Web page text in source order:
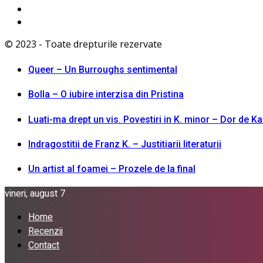
© 2023 - Toate drepturile rezervate
Queer – Un Burroughs sentimental
Bolla – O iubire interzisa din Pristina
Luati-ma drept un vis. Povestiri in K. minor – Dor de
Indragostitii de Franz K. – Justitiarii literaturii
Un artist al foamei – Prozele de la final
vineri, august 7
Home
Recenzii
Contact